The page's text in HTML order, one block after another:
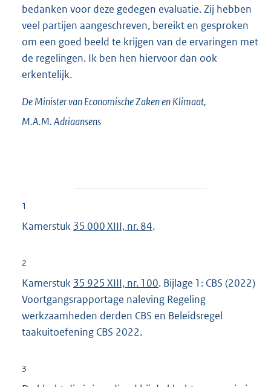
bedanken voor deze gedegen evaluatie. Zij hebben
veel partijen aangeschreven, bereikt en gesproken
om een goed beeld te krijgen van de ervaringen met
de regelingen. Ik ben hen hiervoor dan ook
erkentelijk.
De Minister van Economische Zaken en Klimaat,
M.A.M.Adriaansens
1
Kamerstuk 35 000 XIII, nr. 84.
2
Kamerstuk 35 925 XIII, nr. 100. Bijlage 1: CBS (2022)
Voortgangsrapportage naleving Regeling
werkzaamheden derden CBS en Beleidsregel
taakuitoefening CBS 2022.
3